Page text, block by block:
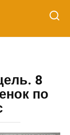
8
по